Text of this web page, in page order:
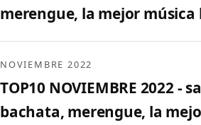
merengue, la mejor
NOVIEMBRE 2022
TOP10 NOVIEMBRE 2022 -
bachata, merengue, la